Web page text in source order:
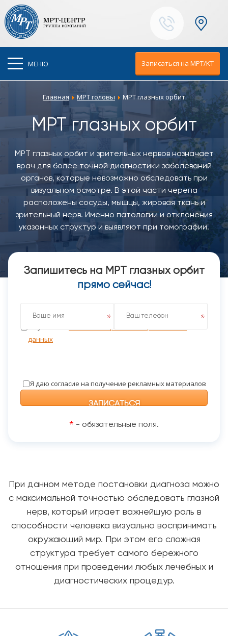
Ваш город:
Москва
Записаться на МРТ/KT
МЕНЮ
Главная МРТ головы МРТ глазных орбит
МРТ глазных орбит
МРТ глазных орбит и зрительных нервов назначает
врач для более точной диагностики заболеваний
органов, которые невозможно обследовать при
визуальном осмотре. В этой части черепа
расположены сосуды, мышцы, жировая ткань и
зрительный нерв. Именно патологии и отклонения
указанных структур и выявляют при томографии.
Запишитесь на МРТ глазных орбит
прямо сейчас!
Я даю согласие на обработку персональных данных
Политики обработки персональных
данных
Я даю согласие на получение рекламных материалов
* - обязательные поля.
При данном методе постановки диагноза можно
с максимальной точностью обследовать глазной
нерв, который играет важнейшую роль в
способности человека визуально воспринимать
окружающий мир. При этом его сложная
структура требует самого бережного
отношения при проведении любых лечебных и
диагностических процедур.